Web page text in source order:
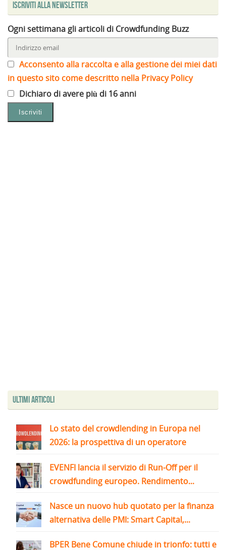
Iscriviti alla Newsletter
Ogni settimana gli articoli di Crowdfunding Buzz
Acconsento alla raccolta e alla gestione dei miei dati
in questo sito come descritto nella Privacy Policy
Dichiaro di avere più di 16 anni
Ultimi articoli
Lo stato del crowdlending in Europa nel
2026: la prospettiva di un operatore
EVENFI lancia il servizio di Run-Off per il
crowdfunding europeo. Rendimento...
Nasce un nuovo hub quotato per la finanza
alternativa delle PMI: Smart Capital,...
BPER Bene Comune chiude in trionfo: tutti e